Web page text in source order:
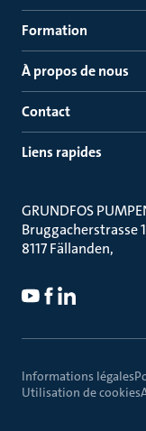
Formation
À propos de nous
Contact
Liens rapides
GRUNDFOS
Bruggacherstrasse
8117 Fällanden
Informations légales
Utilisation de cookies